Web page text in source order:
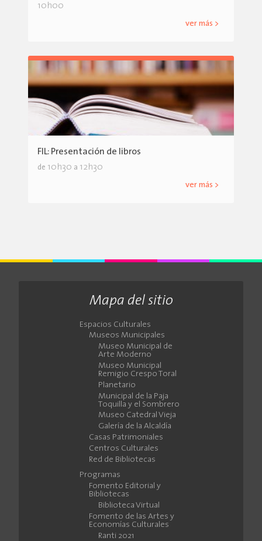
10h00
ver más >
FIL: Presentación de libros
de 10h30 a 12h30
ver más >
Mapa del sitio
Espacios Culturales
Museos Municipales
Museo Municipal de
Arte Moderno
Museo Municipal
Remigio Crespo Toral
Planetario
Municipal de la Paja
Toquilla y el Sombrero
Museo Catedral Vieja
Galería de la Alcaldía
Casas Patrimoniales
Centros Culturales
Red de Bibliotecas
Programas
Fomento Editorial y
Bibliotecas
Biblioteca Virtual
Fomento de las Artes y
Economías Culturales
Ranti 2021